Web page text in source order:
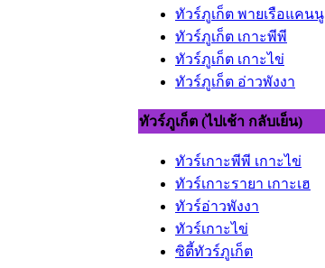
ทัวร์ภูเก็ต พายเรือแคนนู
ทัวร์ภูเก็ต เกาะพีพี
ทัวร์ภูเก็ต เกาะไข
ทัวร์ภูเก็ต อ่าวพังงา
ทัวร์ภูเก็ต (ไปเช้า กลับเย็น)
ทัวร์เกาะพีพี เกาะไข่
ทัวร์เกาะรายา เกาะเฮ
ทัวร์อ่าวพังงา
ทัวร์เกาะไข
ซิตี้ทัวร์ภูเก็ต